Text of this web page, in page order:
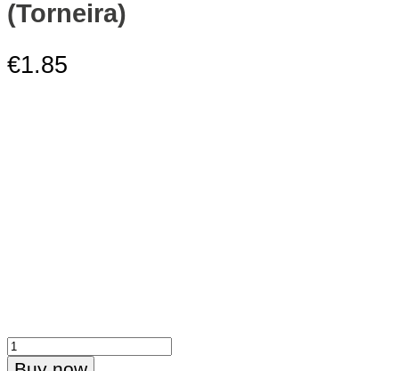
(Torneira)
€1.85
Quantidade
de